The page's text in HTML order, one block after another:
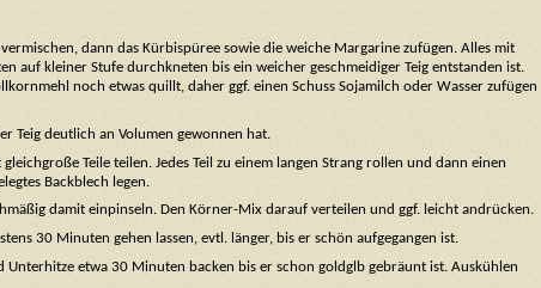
dann das Kürbispüree sowie die weiche Margarine zufügen. Alles mit
auf kleiner Stufe durchkneten bis ein weicher geschmeidiger Teig entstanden ist.
noch etwas quillt, daher ggf. einen Schuss Sojamilch oder Wasser zufügen
Teig deutlich an Volumen gewonnen hat.
Teile teilen. Jedes Teil zu einem langen Strang rollen und dann einen
Backblech legen.
damit einpinseln. Den Körner-Mix darauf verteilen und ggf. leicht andrücken.
30 Minuten gehen lassen, evtl. länger, bis er schön aufgegangen ist.
etwa 30 Minuten backen bis er schon goldglb gebräunt ist. Auskühlen